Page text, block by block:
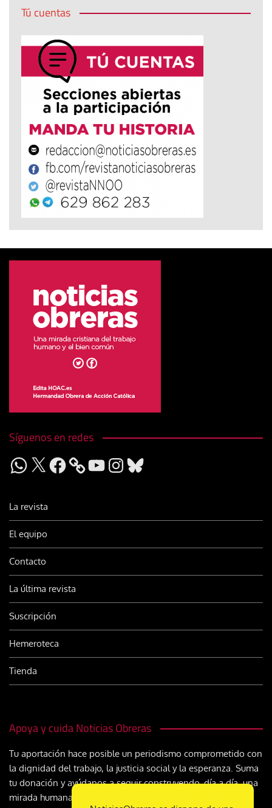
Tú cuentas
Síguenos en redes
WhatsApp
X Facebook YouTubeInstagram
Bluesky
La revista
El equipo
Contacto
La última revista
Suscripción
Hemeroteca
Tienda
Apoya y cuida Noticias Obreras
Tu aportación hace posible un periodismo comprometido con
la dignidad del trabajo, la justicia social y la esperanza. Suma
tu donación y ayúdanos a seguir construyendo, día a día, una
mirada humana y cristiana sobre el mundo del trabajo